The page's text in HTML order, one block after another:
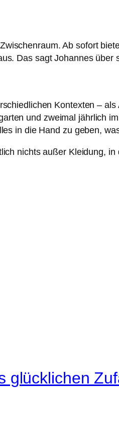
Ab sofort
Das sagt Johannes über
Kontexten –
und zweimal jährlich
in die Hand zu geben,
nichts außer Kleidung,
glücklichen